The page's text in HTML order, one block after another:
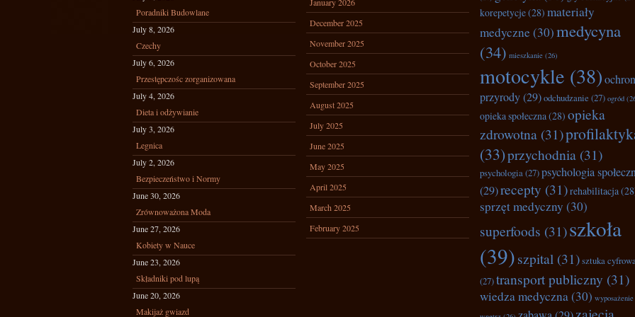
Poradniki Budowlane
July 8, 2026
Czechy
July 6, 2026
Przestępczośc zorganizowana
July 4, 2026
Dieta i odżywianie
July 3, 2026
Legnica
July 2, 2026
Bezpieczeństwo i Normy
June 30, 2026
Zrównoważona Moda
June 27, 2026
Kobiety w Nauce
June 23, 2026
Składniki pod lupą
June 20, 2026
Makijaż gwiazd
December 2025
November 2025
October 2025
September 2025
August 2025
July 2025
June 2025
May 2025
April 2025
March 2025
February 2025
korepetycje(28) materiały
medyczne (30)medycyna
(34) mieszkanie (26)
motocykle (38)
przyrody(29)odchudzanie (27) ogród
opieka społeczna(28) opieka
zdrowotna (31)
(33)przychodnia (31)
psychologia(27)psychologia
(29)recepty (31)rehabilitacja
sprzęt medyczny (30)
superfoods (31)szkoła
(39)szpital (31)sztuka
(27)transport publiczny (31)
wiedza medyczna(30) wyposażenie